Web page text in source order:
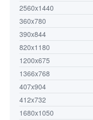
2560x1440
360x780
390x844
820x1180
1200x675
1366x768
407x904
412x732
1680x1050